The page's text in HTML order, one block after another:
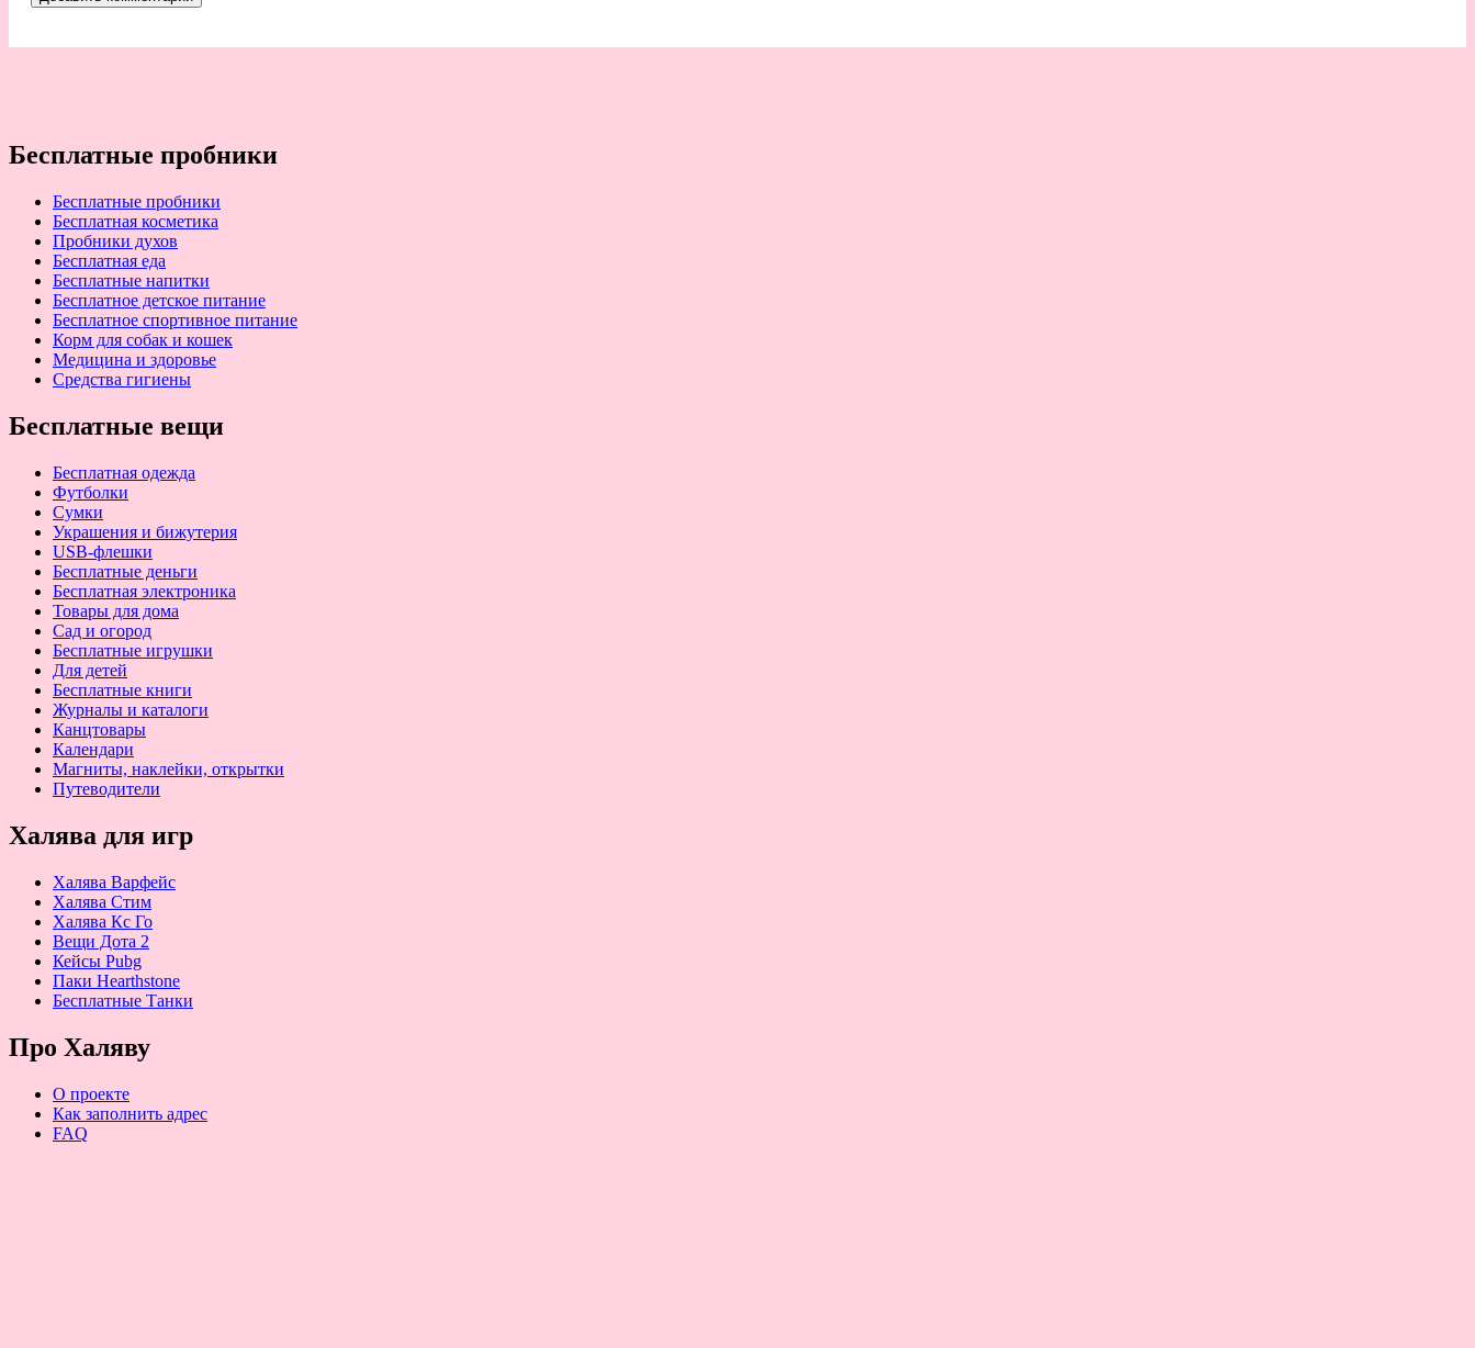
Бесплатные пробники
Бесплатные пробники
Бесплатная косметика
Пробники духов
Бесплатная еда
Бесплатные напитки
Бесплатное детское питание
Бесплатное спортивное питание
Корм для собак и кошек
Медицина и здоровье
Средства гигиены
Бесплатные вещи
Бесплатная одежда
Футболки
Сумки
Украшения и бижутерия
USB-флешки
Бесплатные деньги
Бесплатная электроника
Товары для дома
Сад и огород
Бесплатные игрушки
Для детей
Бесплатные книги
Журналы и каталоги
Канцтовары
Календари
Магниты, наклейки, открытки
Путеводители
Халява для игр
Халява Варфейс
Халява Стим
Халява Кс Го
Вещи Дота 2
Кейсы Pubg
Паки Hearthstone
Бесплатные Танки
Про Халяву
О проекте
Как заполнить адрес
FAQ